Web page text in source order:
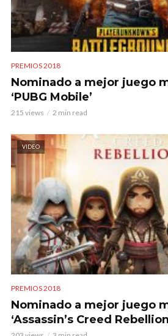
PREMIOS 2018
Nominado a mejor juego
‘PUBG Mobile’
215 views 2 min read
VIDEO
PREMIOS 2018
Nominado a mejor juego
‘Assassin’s Creed